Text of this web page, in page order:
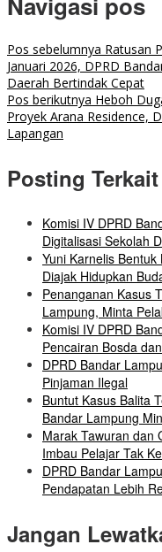
Pos sebelumnya Ratusan
Januari 2026, DPRD
Daerah Bertindak Cepat
Pos berikutnya Heboh
Proyek Arana Residence,
Lapangan
Posting Terkait
Komisi IV DPRD
Digitalisasi Sekolah
Yuni Karnelis
Diajak Hidupkan
Penanganan Kasus
Lampung, Minta
Komisi IV DPRD
Pencairan Bosda
DPRD Bandar
Pinjaman Ilegal
Buntut Kasus Balita
Bandar Lampung
Marak Tawuran dan
Imbau Pelajar Tak
DPRD Bandar
Pendapatan Lebih
Jangan